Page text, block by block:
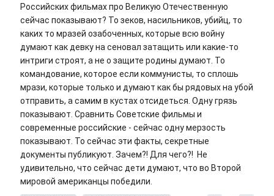
Российских фильмах про Великую Отечественную
сейчас показывают? То зеков, насильников, убийц, то
каких то мразей озабоченных, которые всю войну
думают как девку на сеновал затащить или какие-то
интриги строят, а не о защите родины думают. То
командование, которое если коммунисты, то сплошь
мрази, которые только и думают как бы рядовых на убой
отправить, а самим в кустах отсидеться. Одну грязь
показывают. Сравнить Советские фильмы и
современные российские - сейчас одну мерзость
показывают. То сейчас эти факты, секретные
документы публикуют. Зачем?! Для чего?! Не
удивительно, что сейчас дети думают, что во Второй
мировой американцы победили.